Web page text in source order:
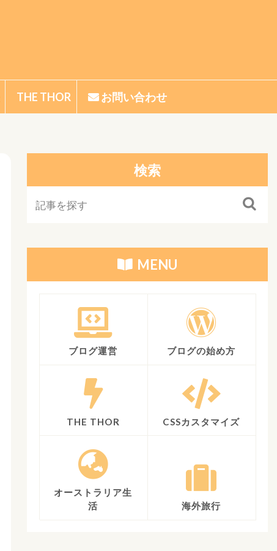
THE THOR お問い合わせ
検索
MENU
ブログ運営 ブログの始め方
THE THOR CSSカスタマイズ
オーストラリア生
活
海外旅行